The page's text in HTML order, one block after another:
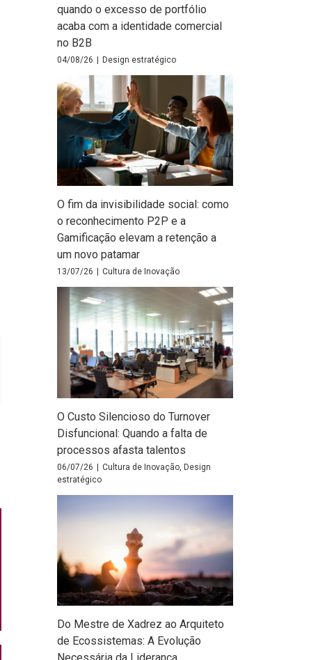
quando o excesso de portfólio
acaba com a identidade comercial
no B2B
04/08/26 Design estratégico
O fim da invisibilidade social: como
o reconhecimento P2P e a
Gamificação elevam a retenção a
um novo patamar
13/07/26 Cultura de Inovação
O Custo Silencioso do Turnover
Disfuncional: Quando a falta de
processos afasta talentos
06/07/26 | Cultura de Inovação Design
estratégico
Do Mestre de Xadrez ao Arquiteto
de Ecossistemas: A Evolução